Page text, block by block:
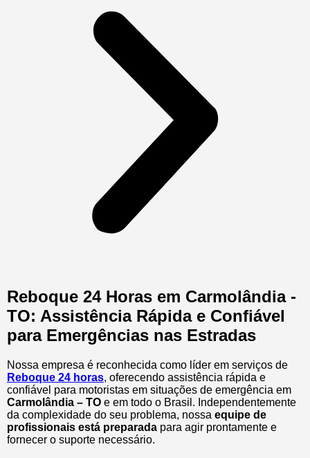
Reboque 24 Horas em Carmolândia -
TO: Assistência Rápida e Confiável
para Emergências nas Estradas
Nossa empresa é reconhecida como líder em serviços de
Reboque 24 horas, oferecendo assistência rápida e
confiável para motoristas em situações de emergência em
Carmolândia – TO e em todo o Brasil. Independentemente
da complexidade do seu problema, nossa equipe de
profissionais está preparada para agir prontamente e
fornecer o suporte necessário.